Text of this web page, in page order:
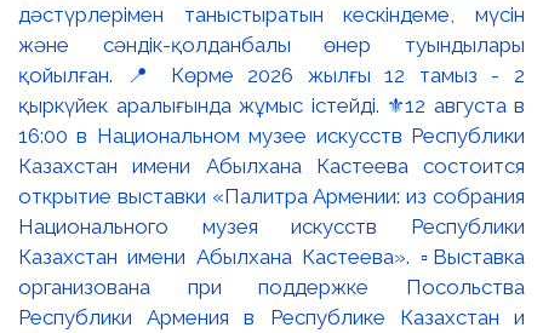
дәстүрлерімен таныстыратын кескіндеме, мүсін
және сәндік-қолданбалы өнер туындылары
қойылған. 📍 Көрме 2026 жылғы 12 тамыз - 2
қыркүйек аралығында жұмыс істейді. ⚜️12 августа в
16:00 в Национальном музее искусств Республики
Казахстан имени Абылхана Кастеева состоится
открытие выставки «Палитра Армении: из собрания
Национального музея искусств Республики
Казахстан имени Абылхана Кастеева». ▫️Выставка
организована при поддержке Посольства
Республики Армения в Республике Казахстан и